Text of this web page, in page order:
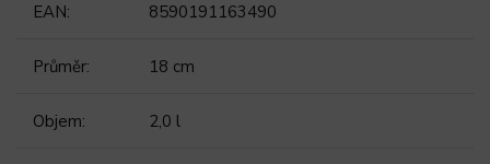
EAN: 8590191163490
Průměr: 18 cm
Objem: 2,0 l